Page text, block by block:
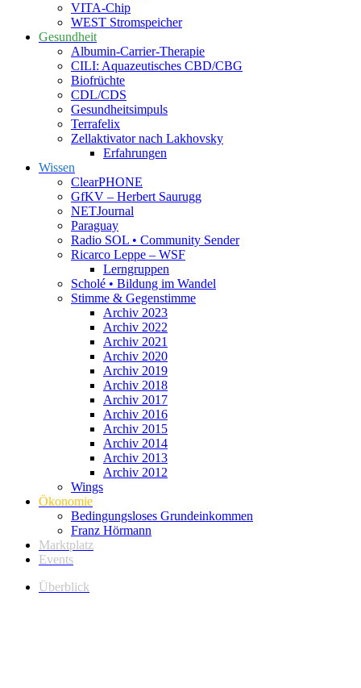
VITA-Chip
WEST Stromspeicher
Gesundheit
Albumin-Carrier-Therapie
CILI: Aquazeutisches CBD/CBG
Biofrüchte
CDL/CDS
Gesundheitsimpuls
Terrafelix
Zellaktivator nach Lakhovsky
Erfahrungen
Wissen
ClearPHONE
GfKV – Herbert Saurugg
NETJournal
Paraguay
Radio SOL • Community Sender
Ricarco Leppe – WSF
Lerngruppen
Scholé • Bildung im Wandel
Stimme & Gegenstimme
Archiv 2023
Archiv 2022
Archiv 2021
Archiv 2020
Archiv 2019
Archiv 2018
Archiv 2017
Archiv 2016
Archiv 2015
Archiv 2014
Archiv 2013
Archiv 2012
Wings
Ökonomie
Bedingungsloses Grundeinkommen
Franz Hörmann
Marktplatz
Events
Überblick